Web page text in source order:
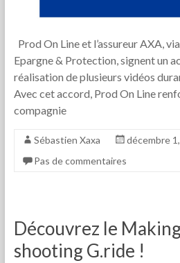
Prod On Line et l’assureur AXA,
Epargne & Protection, signent un
réalisation de plusieurs vidéos
Avec cet accord, Prod On Line
compagnie
Sébastien Xaxa décembre
Pas de commentaires
Découvrez le
shooting G.ride !